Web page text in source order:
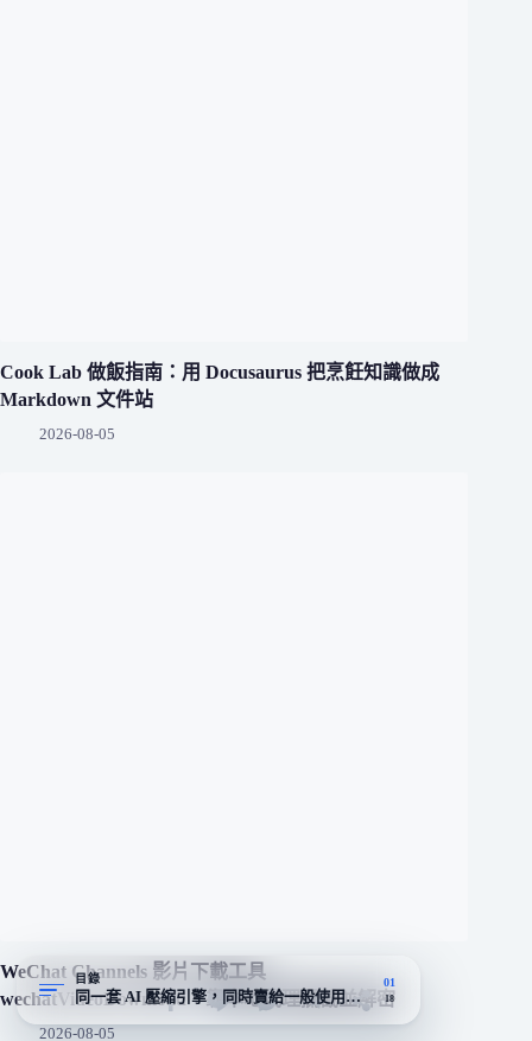
Cook Lab 做飯指南：用 Docusaurus 把烹飪知識做成
Markdown 文件站
2026-08-05
WeChat Channels 影片下載工具
wechatVideoDownload：靠本地代理攔截並解密
2026-08-05
目錄
同一套 AI 壓縮引擎，同時賣給一般使用者和開發者
01
18